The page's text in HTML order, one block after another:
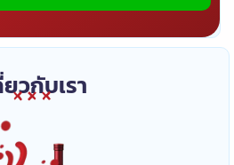
ยวกับเรา